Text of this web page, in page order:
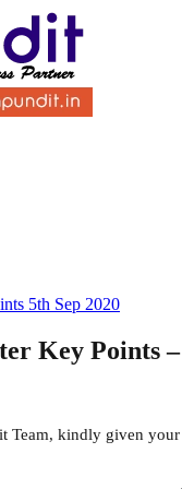
5th Sep 2020
Key Points –
Team, kindly given